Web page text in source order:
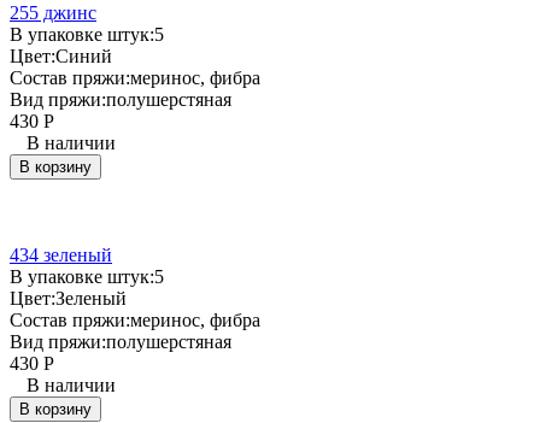
255 джинс
В упаковке штук:5
Цвет:Синий
Состав пряжи:меринос, фибра
Вид пряжи:полушерстяная
430 Р
В наличии
В корзину
434 зеленый
В упаковке штук:5
Цвет:Зеленый
Состав пряжи:меринос, фибра
Вид пряжи:полушерстяная
430 Р
В наличии
В корзину